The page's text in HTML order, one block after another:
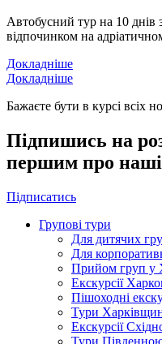
Автобусний тур на 10 днів
відпочинком на
Докладніше
Докладніше
Бажаєте бути в курсі всіх
Підпишись на
першим про наші
Підписатись
Групові тури
Для дитячих
Для
Прийом груп у
Екскурсії
Пішоходні
Тури
Екскурсії
Тури